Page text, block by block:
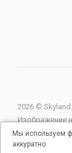
2026 ©
Изображение
Мы используем
аккуратно.